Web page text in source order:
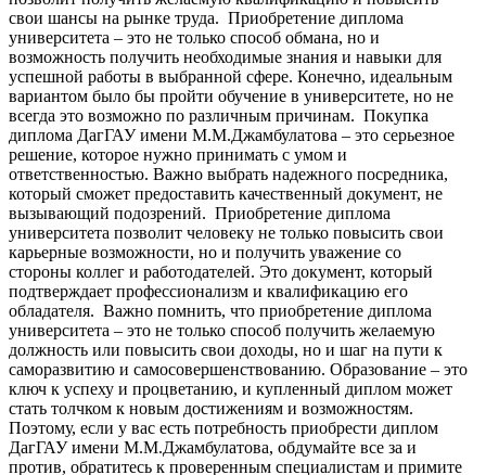
свои шансы на рынке труда. Приобретение диплома
университета – это не только способ обмана, но и
возможность получить необходимые знания и навыки для
успешной работы в выбранной сфере. Конечно, идеальным
вариантом было бы пройти обучение в университете, но не
всегда это возможно по различным причинам. Покупка
диплома ДагГАУ имени М.М.Джамбулатова – это серьезное
решение, которое нужно принимать с умом и
ответственностью. Важно выбрать надежного посредника,
который сможет предоставить качественный документ, не
вызывающий подозрений. Приобретение диплома
университета позволит человеку не только повысить свои
карьерные возможности, но и получить уважение со
стороны коллег и работодателей. Это документ, который
подтверждает профессионализм и квалификацию его
обладателя. Важно помнить, что приобретение диплома
университета – это не только способ получить желаемую
должность или повысить свои доходы, но и шаг на пути к
саморазвитию и самосовершенствованию. Образование – это
ключ к успеху и процветанию, и купленный диплом может
стать толчком к новым достижениям и возможностям.
Поэтому, если у вас есть потребность приобрести диплом
ДагГАУ имени М.М.Джамбулатова, обдумайте все за и
против, обратитесь к проверенным специалистам и примите